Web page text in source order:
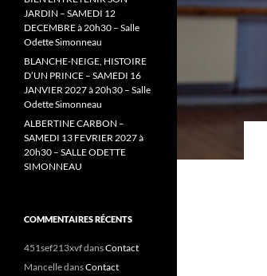
JARDIN – SAMEDI 12
DECEMBRE à 20h30 – Salle
Odette Simonneau
BLANCHE-NEIGE, HISTOIRE
D’UN PRINCE – SAMEDI 16
JANVIER 2027 à 20h30 – Salle
Odette Simonneau
ALBERTINE CARBON –
SAMEDI 13 FEVRIER 2027 à
20h30 – SALLE ODETTE
SIMONNEAU
COMMENTAIRES RÉCENTS
451sef213xvfdansContact
MancelledansContact